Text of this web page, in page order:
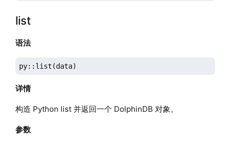
list
语法
py::list(data)
详情
构造 Python list 并返回一个 DolphinDB 对象。
参数